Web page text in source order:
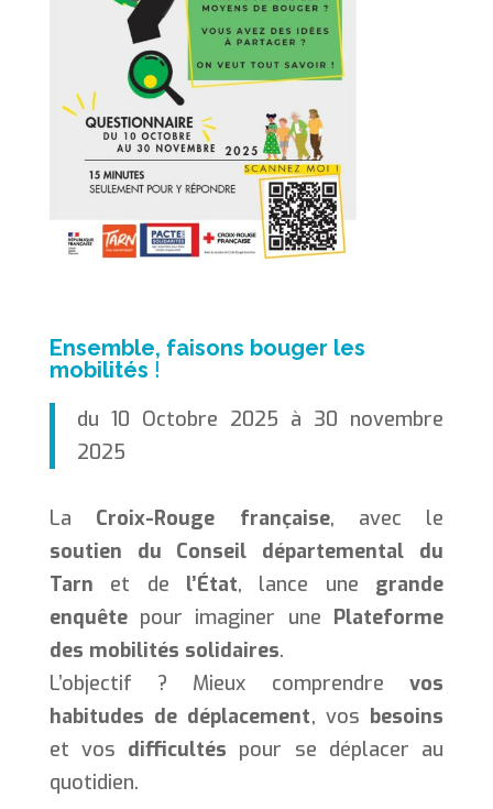
Ensemble, faisons bouger les
mobilités !
du 10 Octobre 2025 à 30 novembre
2025
La Croix-Rouge française, avec le
soutien du Conseil départemental du
Tarn et de l’État, lance une grande
enquêtepour imaginer une Plateforme
des mobilités solidaires.
L’objectif ? Mieux comprendrevos
habitudes de déplacement, vos besoins
et vos difficultés pour se déplacer au
quotidien.